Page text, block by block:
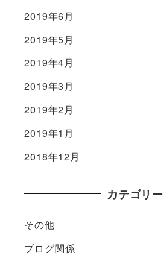
2019年6月
2019年5月
2019年4月
2019年3月
2019年2月
2019年1月
2018年12月
カテゴリー
その他
ブログ関係